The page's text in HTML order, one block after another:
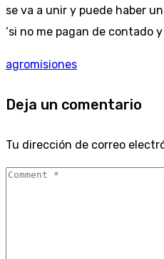
se va a unir y puede haber
‘si no me pagan de contado
agromisiones
Deja un comentario
Tu dirección de correo